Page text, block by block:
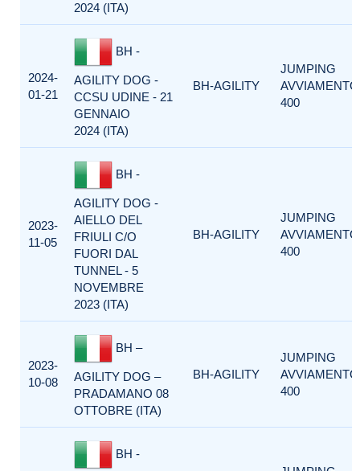
2024 (ITA)
2024-
01-21
BH -
AGILITY DOG -
CCSU UDINE - 21
GENNAIO
2024 (ITA)
BH-AGILITY
JUMPING
AVVIAMENTO
400
2023-
11-05
BH -
AGILITY DOG -
AIELLO DEL
FRIULI C/O
FUORI DAL
TUNNEL - 5
NOVEMBRE
2023 (ITA)
BH-AGILITY
JUMPING
AVVIAMENTO
400
2023-
10-08
BH –
AGILITY DOG –
PRADAMANO 08
OTTOBRE (ITA)
BH-AGILITY
JUMPING
AVVIAMENTO
400
BH -